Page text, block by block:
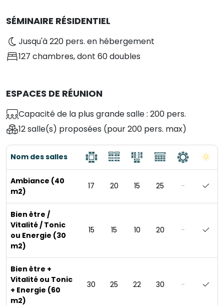
SÉMINAIRE RÉSIDENTIEL
Jusqu'à 220 pers. en hébergement
127 chambres, dont 60 doubles
ESPACES DE RÉUNION
Capacité de la plus grande salle : 200 pers.
12 salle(s) proposées (pour 200 pers. max)
Nom des salles
Ambiance (40
m2)
17 20 15 25 -
Bien être /
Vitalité / Tonic
ou Energie (30
m2)
15 15 10 20 -
Bien être +
Vitalité ou Tonic
+ Energie (60
m2)
30 25 22 30 -